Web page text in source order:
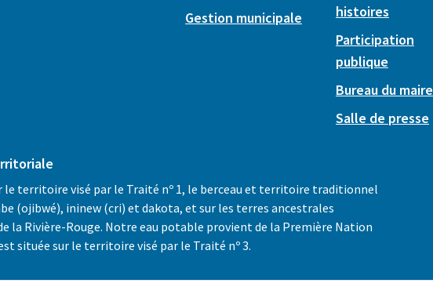
Gestion municipale
histoires
Participation
publique
Bureau du maire
Salle de presse
le territoire visé par le Traité nº 1, le berceau et territoire traditionnel
(ojibwé), ininew (cri) et dakota, et sur les terres ancestrales
la Rivière-Rouge. Notre eau potable provient de la Première Nation
située sur le territoire visé par le Traité nº 3.